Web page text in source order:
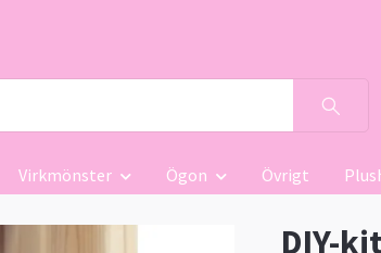
Virkmönster Ögon Övrigt
DIY-